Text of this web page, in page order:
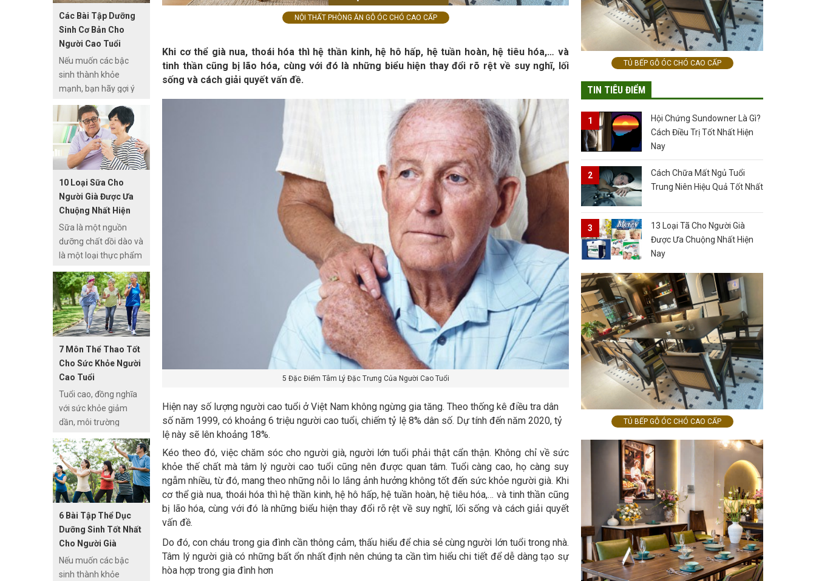
NỘI THẤT PHÒNG ĂN GỖ ÓC CHÓ CAO CẤP
Khi cơ thể già nua, thoái hóa thì hệ thần kinh, hệ hô hấp, hệ tuần hoàn, hệ tiêu hóa,… và
tinh thần cũng bị lão hóa, cùng với đó là những biểu hiện thay đổi rõ rệt về suy nghĩ, lối
sống và cách giải quyết vấn đề.
5 Đặc Điểm Tâm Lý Đặc Trưng Của Người Cao Tuổi
Hiện nay số lượng người cao tuổi ở Việt Nam không ngừng gia tăng. Theo thống kê điều tra dân
số năm 1999, có khoảng 6 triệu người cao tuổi, chiếm tỷ lệ 8% dân số. Dự tính đến năm 2020, tỷ
lệ này sẽ lên khoảng 18%.
Kéo theo đó, việc chăm sóc cho người già, người lớn tuổi phải thật cẩn thận. Không chỉ về sức
khỏe thế chất mà tâm lý người cao tuổi cũng nên được quan tâm. Tuổi càng cao, họ càng suy
ngẫm nhiều, từ đó, mang theo những nỗi lo lắng ảnh hưởng không tốt đến sức khỏe người già. Khi
cơ thể già nua, thoái hóa thì hệ thần kinh, hệ hô hấp, hệ tuần hoàn, hệ tiêu hóa,… và tinh thần cũng
bị lão hóa, cùng với đó là những biểu hiện thay đổi rõ rệt về suy nghĩ, lối sống và cách giải quyết
vấn đề.
Do đó, con cháu trong gia đình cần thông cảm, thấu hiểu để chia sẻ cùng người lớn tuổi trong nhà.
Tâm lý người già có những bất ổn nhất định nên chúng ta cần tìm hiểu chi tiết để dễ dàng tạo sự
hòa hợp trong gia đình hơn
cân không còn khó
khăn như trước nữa.
Các Bài Tập Dưỡng
Sinh Cơ Bản Cho
Người Cao Tuổi
Nếu muốn các bậc
sinh thành khỏe
mạnh, bạn hãy gợi ý
họ thử thực hiện
những bài tập dưỡng
sinh tại nhà. Các bài
tập thể dục dưỡng
sinh không chỉ giúp
người lớn tuổi cải thiện
sự linh hoạt của cơ thể
mà còn hỗ trợ điều trị
bệnh đấy.
10 Loại Sữa Cho
Người Già Được Ưa
Chuộng Nhất Hiện
Nay
Sữa là một nguồn
dưỡng chất dồi dào và
là một loại thực phẩm
sống. Sữa có công
dụng rất lớn đối với trẻ
nhỏ, không chỉ giúp
cung cấp chất dinh
dưỡng mà còn bổ
sung năng lượng cần
có cho cơ thể trẻ.
thường ưu tiên chọn
sữa cho trẻ nhỏ mà
quên rằng những
người lớn tuổi cũng
cần tới loại thức uống
này. Nếu bạn đang có
thắc mắc về việc
người cao tuổi nên
uống sữa gì? chọn
sữa cho người cao
tuổi theo tiêu chí nào
là hợp lý? thì bài viết
7 Môn Thể Thao Tốt
Cho Sức Khỏe Người
Cao Tuổi
Tuổi cao, đồng nghĩa
với sức khỏe giảm
dần, môi trường
cũng bị thu hẹp nên
nhu cầu bức thiết của
người cao tuổi chính là
giao tiếp và tập luyện.
Người cao tuổi thường
lựa chọn cho mình
một môn thể thao phù
hợp với điều kiện, sở
thích, khả năng của
mình. Ngoài việc nâng
6 Bài Tập Thể Dục
Dưỡng Sinh Tốt Nhất
Cho Người Già
Nếu muốn các bậc
sinh thành khỏe
TỦ BẾP GỖ ÓC CHÓ CAO CẤP
TIN TIÊU ĐIỂM
Hội Chứng Sundowner Là Gì?
Cách Điều Trị Tốt Nhất Hiện
Nay
Cách Chữa Mất Ngủ Tuổi
Trung Niên Hiệu Quả Tốt Nhất
13 Loại Tã Cho Người Già
Được Ưa Chuộng Nhất Hiện
Nay
TỦ BẾP GỖ ÓC CHÓ CAO CẤP